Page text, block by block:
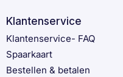
Klantenservice
Klantenservice- FAQ
Spaarkaart
Bestellen & betalen